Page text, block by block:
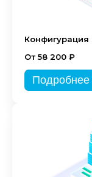
Конфигурация
От 58 200 ₽
Подробнее